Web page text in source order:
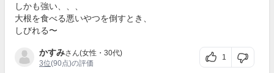
しかも強い、、、
大根を食べる悪いやつを倒すとき、
しびれる〜
かすみさん(女性・30代)
3位(90点)の評価
1